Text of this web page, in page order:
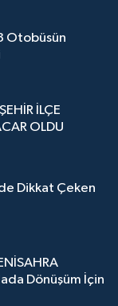
Otobüsün
İLÇE
OLDU
Dikkat Çeken
Dönüşüm İçin